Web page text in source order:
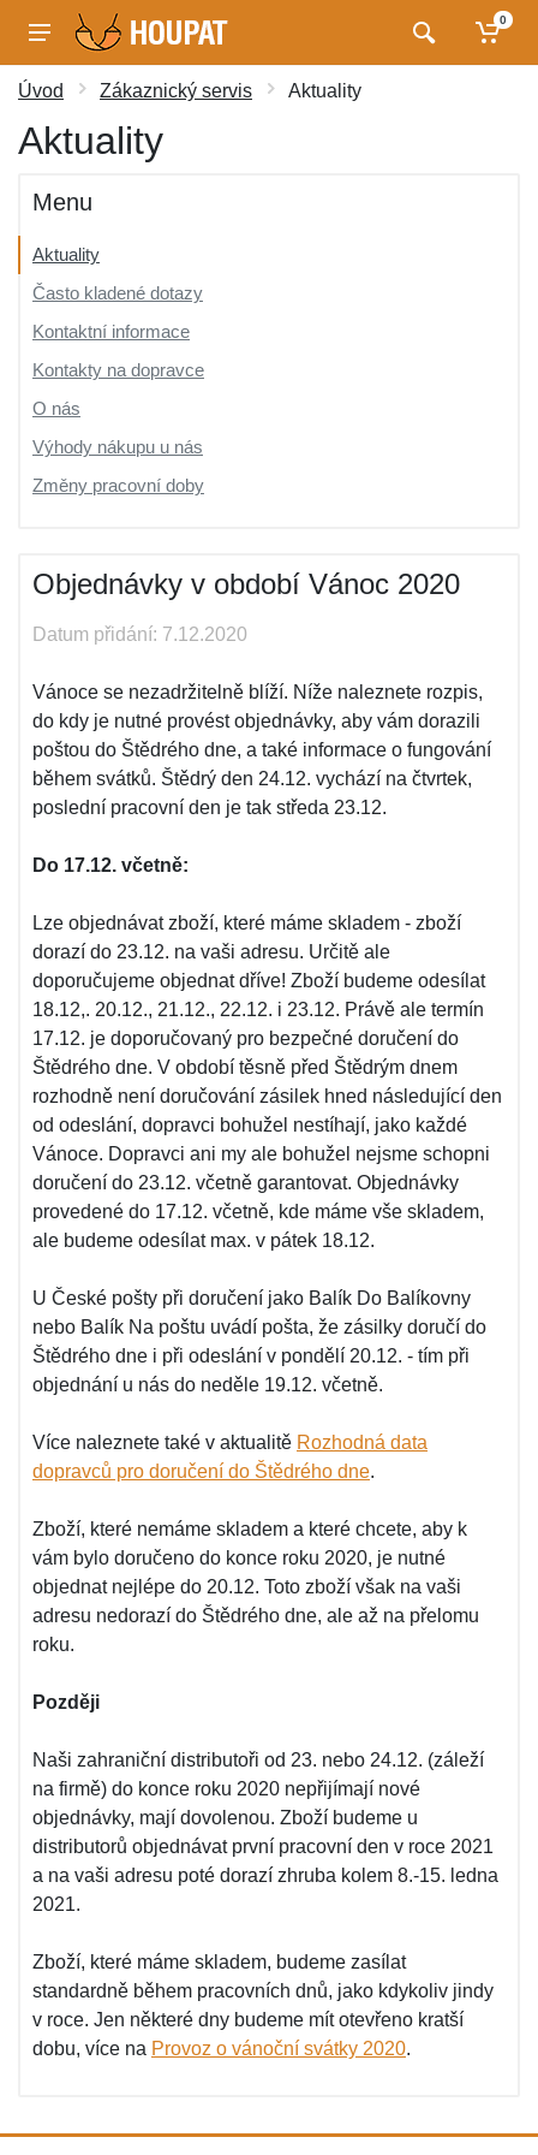
0
Úvod Zákaznický servis Aktuality
Aktuality
Menu
Aktuality
Často kladené dotazy
Kontaktní informace
Kontakty na dopravce
O nás
Výhody nákupu u nás
Změny pracovní doby
Objednávky v období Vánoc 2020
Datum přidání: 7.12.2020
Vánoce se nezadržitelně blíží. Níže naleznete rozpis,
do kdy je nutné provést objednávky, aby vám dorazili
poštou do Štědrého dne, a také informace o fungování
během svátků. Štědrý den 24.12. vychází na čtvrtek,
poslední pracovní den je tak středa 23.12.
Do 17.12. včetně:
Lze objednávat zboží, které máme skladem - zboží
dorazí do 23.12. na vaši adresu. Určitě ale
doporučujeme objednat dříve! Zboží budeme odesílat
18.12,. 20.12., 21.12., 22.12. i 23.12. Právě ale termín
17.12. je doporučovaný pro bezpečné doručení do
Štědrého dne. V období těsně před Štědrým dnem
rozhodně není doručování zásilek hned následující den
od odeslání, dopravci bohužel nestíhají, jako každé
Vánoce. Dopravci ani my ale bohužel nejsme schopni
doručení do 23.12. včetně garantovat. Objednávky
provedené do 17.12. včetně, kde máme vše skladem,
ale budeme odesílat max. v pátek 18.12.
U České pošty při doručení jako Balík Do Balíkovny
nebo Balík Na poštu uvádí pošta, že zásilky doručí do
Štědrého dne i při odeslání v pondělí 20.12. - tím při
objednání u nás do neděle 19.12. včetně.
Více naleznete také v aktualitě Rozhodná data
dopravců pro doručení do Štědrého dne.
Zboží, které nemáme skladem a které chcete, aby k
vám bylo doručeno do konce roku 2020, je nutné
objednat nejlépe do 20.12. Toto zboží však na vaši
adresu nedorazí do Štědrého dne, ale až na přelomu
roku.
Později
Naši zahraniční distributoři od 23. nebo 24.12. (záleží
na firmě) do konce roku 2020 nepřijímají nové
objednávky, mají dovolenou. Zboží budeme u
distributorů objednávat první pracovní den v roce 2021
a na vaši adresu poté dorazí zhruba kolem 8.-15. ledna
2021.
Zboží, které máme skladem, budeme zasílat
standardně během pracovních dnů, jako kdykoliv jindy
v roce. Jen některé dny budeme mít otevřeno kratší
dobu, více na Provoz o vánoční svátky 2020.